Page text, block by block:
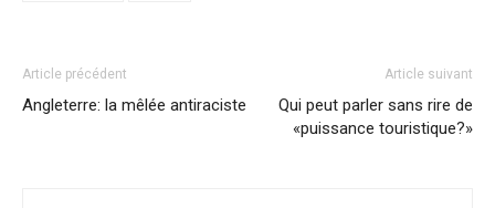
Article précédent
Angleterre: la mêlée antiraciste
Article suivant
Qui peut parler sans rire de
«puissance touristique?»